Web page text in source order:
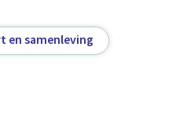
en samenleving